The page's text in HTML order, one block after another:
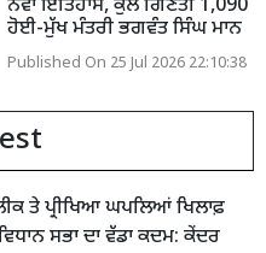
ਨਵਾਂ ਇਤਿਹਾਸ, ਕੁੱਲ ਗਿਣਤੀ 1,090
ਹੋਈ-ਮੁੱਖ ਮੰਤਰੀ ਭਗਵੰਤ ਸਿੰਘ ਮਾਨ
Published On 25 Jul 2026 22:10:38
ਤੇ ਪ੍ਰੀਖਿਆ ਘਪਲਿਆਂ ਖਿਲਾਫ਼
ਸਭਾ ਦਾ ਵੱਡਾ ਕਦਮ: ਕੇਂਦਰ